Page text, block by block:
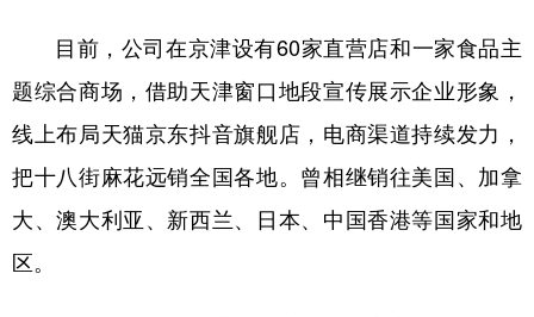
目前，公司在京津设有60家直营店和一家食品主
题综合商场，借助天津窗口地段宣传展示企业形象，
线上布局天猫京东抖音旗舰店，电商渠道持续发力，
把十八街麻花远销全国各地。曾相继销往美国、加拿
大、澳大利亚、新西兰、日本、中国香港等国家和地
区。